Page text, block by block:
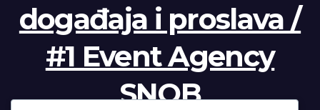
događaja i proslava /
#1 Event Agency
SNOB